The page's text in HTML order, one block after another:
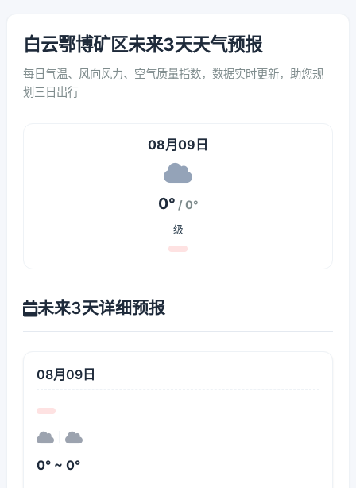
白云鄂博矿区未来3天天气预报
每日气温、风向风力、空气质量指数，数据实时更新，助您规
划三日出行
08月09日
0° / 0°
级
未来3天详细预报
08月09日
0° ~ 0°